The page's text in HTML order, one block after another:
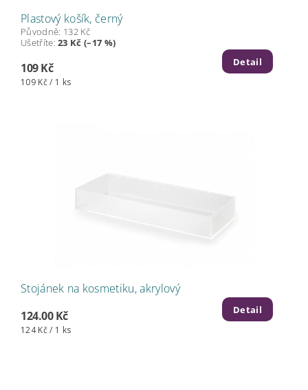
Plastový košík, černý
Původně: 132 Kč
Ušetříte:23 Kč (–17 %)
109 Kč
109 Kč / 1 ks
Detail
Stojánek na kosmetiku, akrylový
124.00 Kč
124 Kč / 1 ks
Detail